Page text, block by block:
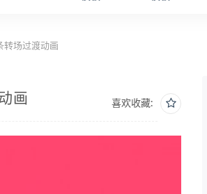
转场过渡动画
喜欢收藏:
画